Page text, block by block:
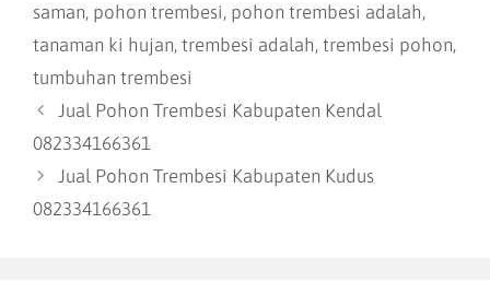
saman, pohon trembesi, pohon trembesi adalah,
tanaman ki hujan, trembesi adalah, trembesi pohon,
tumbuhan trembesi
Jual Pohon Trembesi Kabupaten Kendal
082334166361
Jual Pohon Trembesi Kabupaten Kudus
082334166361